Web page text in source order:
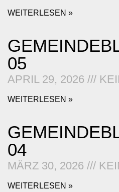
WEITERLESEN »
05
APRIL 29, 2026
WEITERLESEN »
04
MÄRZ 30, 2026
WEITERLESEN »